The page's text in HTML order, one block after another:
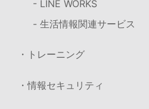
- LINE WORKS
- 生活情報関連サービス
・トレーニング
・情報セキュリティ